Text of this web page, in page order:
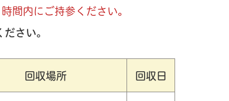
間内にご持参ください。
さい。
回収場所 回収日